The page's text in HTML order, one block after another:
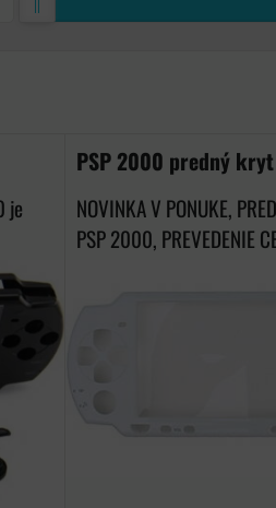
je
PSP 2000 predný
NOVINKA V PONUKE,
PSP 2000, PREVEDENIE